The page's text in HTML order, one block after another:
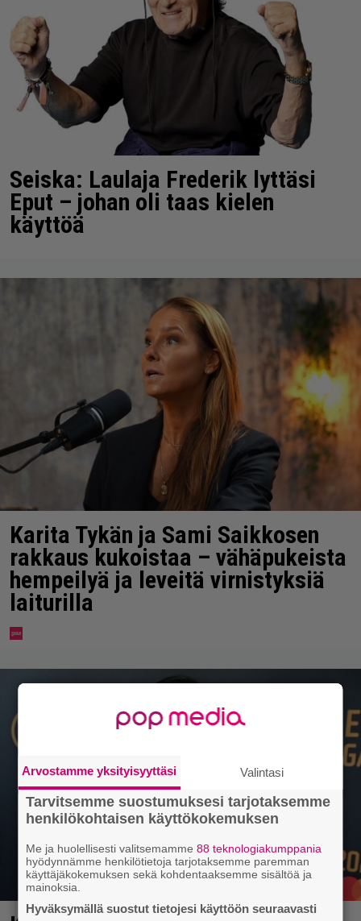
Seiska: Laulaja Frederik lyttäsi
Eput – johan oli taas kielen
käyttöä
Karita Tykän ja Sami Saikkosen
rakkaus kukoistaa – vähäpukeista
hempeilyä ja leveitä virnistyksiä
laiturilla
Arvostamme yksityisyyttäsi Valintasi
Tarvitsemme suostumuksesi tarjotaksemme
henkilökohtaisen käyttökokemuksen
Me ja huolellisesti valitsemamme88 teknologiakumppania
hyödynnämme henkilötietoja tarjotaksemme paremman
käyttäjäkokemuksen sekä kohdentaaksemme sisältöä ja
mainoksia.
Hyväksymällä suostut tietojesi käyttöön seuraavasti